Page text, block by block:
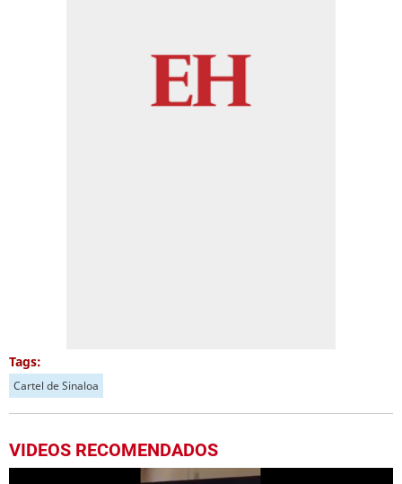
Tags:
Cartel de Sinaloa
VIDEOS RECOMENDADOS